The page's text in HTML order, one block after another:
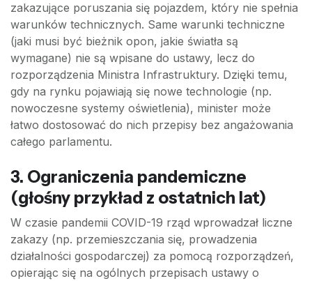
zakazujące poruszania się pojazdem, który nie spełnia
warunków technicznych. Same warunki techniczne
(jaki musi być bieżnik opon, jakie światła są
wymagane) nie są wpisane do ustawy, lecz do
rozporządzenia Ministra Infrastruktury. Dzięki temu,
gdy na rynku pojawiają się nowe technologie (np.
nowoczesne systemy oświetlenia), minister może
łatwo dostosować do nich przepisy bez angażowania
całego parlamentu.
3. Ograniczenia pandemiczne
(głośny przykład z ostatnich lat)
W czasie pandemii COVID-19 rząd wprowadzał liczne
zakazy (np. przemieszczania się, prowadzenia
działalności gospodarczej) za pomocą rozporządzeń,
opierając się na ogólnych przepisach ustawy o